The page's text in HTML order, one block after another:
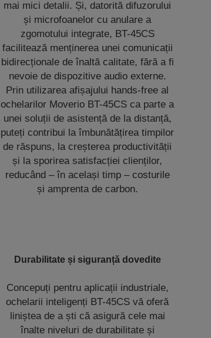
mai mici detalii. Și, datorită difuzorului
și microfoanelor cu anulare a
zgomotului integrate, BT-45CS
facilitează menținerea unei comunicații
bidirecționale de înaltă calitate, fără a fi
nevoie de dispozitive audio externe.
Prin utilizarea afișajului hands-free al
ochelarilor Moverio BT-45CS ca parte a
unei soluții de asistență de la distanță,
puteți contribui la îmbunătățirea timpilor
de răspuns, la creșterea productivității
și la sporirea satisfacției clienților,
reducând – în același timp – costurile
și amprenta de carbon.
Durabilitate și siguranță dovedite
Concepuți pentru aplicații industriale,
ochelarii inteligenți BT-45CS vă oferă
liniștea de a ști că asigură cele mai
înalte niveluri de durabilitate și